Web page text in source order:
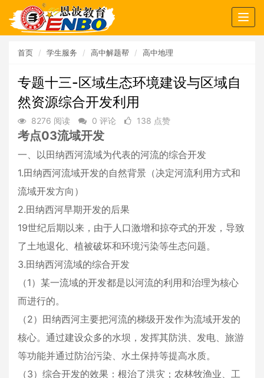
首页 学生服务 高中解题帮 高中地理
专题十三-区域生态环境建设与区域自
然资源综合开发利用
8276 阅读 0 评论 138 点赞
考点03流域开发
一、以田纳西河流域为代表的河流的综合开发
1.田纳西河流域开发的自然背景（决定河流利用方式和
流域开发方向）
2.田纳西河早期开发的后果
19世纪后期以来，由于人口激增和掠夺式的开发，导致
了土地退化、植被破坏和环境污染等生态问题。
3.田纳西河流域的综合开发
（1）某一流域的开发都是以河流的利用和治理为核心
而进行的。
（2）田纳西河主要把河流的梯级开发作为流域开发的
核心。通过建设众多的水坝，发挥其防洪、发电、旅游
等功能并通过防治污染、水土保持等提高水质。
（3）综合开发的效果：根治了洪灾；农林牧渔业、工